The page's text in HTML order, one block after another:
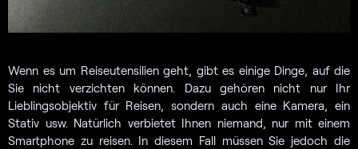
Wenn es um Reiseutensilien geht, gibt es einige Dinge, auf die
Sie nicht verzichten können. Dazu gehören nicht nur Ihr
Lieblingsobjektiv für Reisen, sondern auch eine Kamera, ein
Stativ usw. Natürlich verbietet Ihnen niemand, nur mit einem
Smartphone zu reisen. In diesem Fall müssen Sie jedoch die